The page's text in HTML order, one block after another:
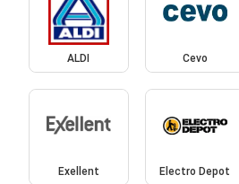
ALDI Cevo
Exellent Electro Depot